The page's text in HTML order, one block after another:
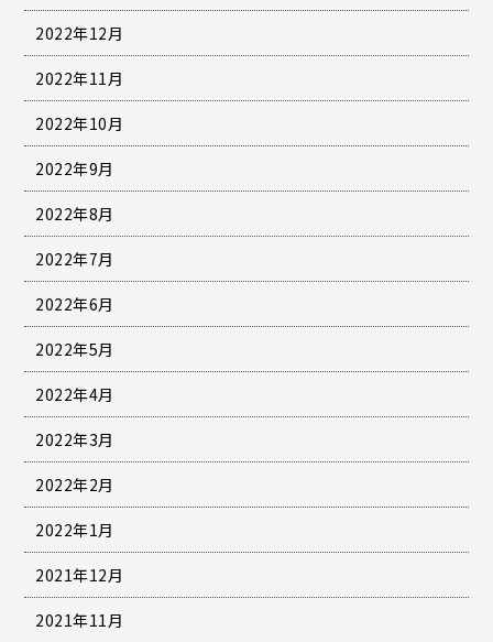
2022年12月
2022年11月
2022年10月
2022年9月
2022年8月
2022年7月
2022年6月
2022年5月
2022年4月
2022年3月
2022年2月
2022年1月
2021年12月
2021年11月